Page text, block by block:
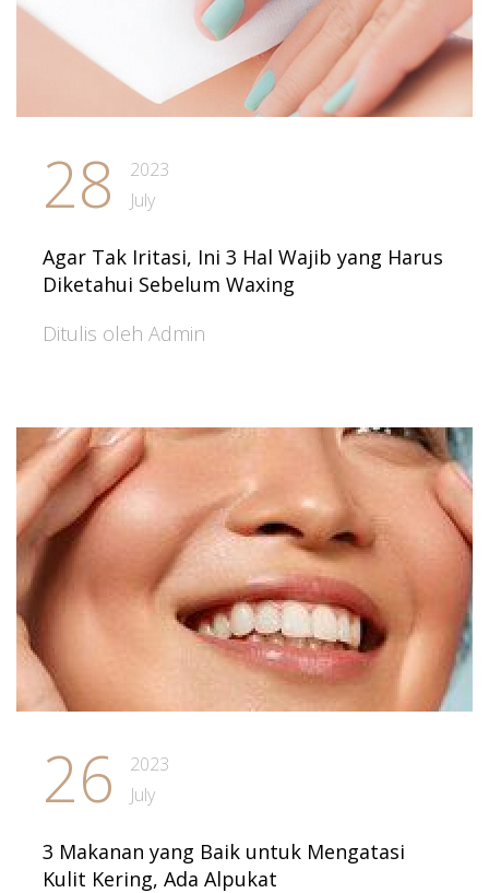
28
2023
July
Agar Tak Iritasi, Ini 3 Hal Wajib yang Harus
Diketahui Sebelum Waxing
Ditulis oleh Admin
26
2023
July
3 Makanan yang Baik untuk Mengatasi
Kulit Kering, Ada Alpukat